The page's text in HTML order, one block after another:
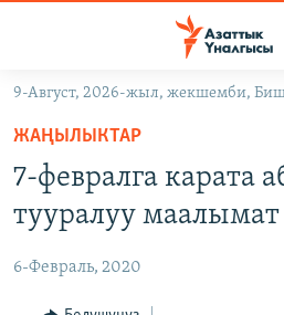
Навигацияга
өтүңүз
Издөөгө
салыңыз
КЫРГЫЗСТАН
КЫРГЫЗСТАН
ЭКОНОМИКА
ДҮЙНӨ
БОРБОР АЗИЯ
УКРАИНА
АТАЙЫН ИЛИКТӨӨ
9-Август, 2026-жыл, жекшемби,
ЖАҢЫЛЫКТАР
7-февралга карата
тууралуу маалымат
6-Февраль, 2020